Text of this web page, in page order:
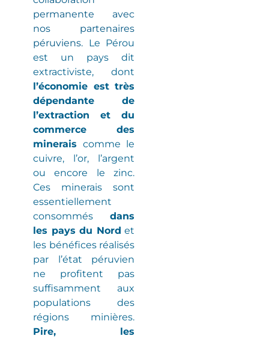
permanente avec
nos partenaires
péruviens. Le Pérou
est un pays dit
extractiviste, dont
l’économie est très
dépendante de
l’extraction et du
commerce des
minerais comme le
cuivre, l’or, l’argent
ou encore le zinc.
Ces minerais sont
essentiellement
consommés dans
les pays du Nord et
les bénéfices réalisés
par l’état péruvien
ne profitent pas
suffisamment aux
populations des
régions minières.
Pire, les